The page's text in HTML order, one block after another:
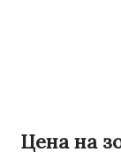
Цена на